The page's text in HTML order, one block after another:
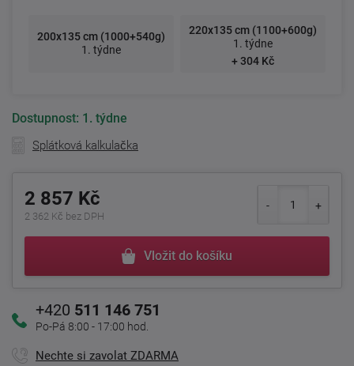
200x135 cm (1000+540g)
1. týdne
220x135 cm (1100+600g)
1. týdne
+ 304 Kč
Dostupnost: 1. týdne
Splátková kalkulačka
2 857 Kč
2 362 Kč bez DPH
Vložit do košíku
+420 511 146 751
Po-Pá 8:00 - 17:00 hod.
Nechte si zavolat ZDARMA